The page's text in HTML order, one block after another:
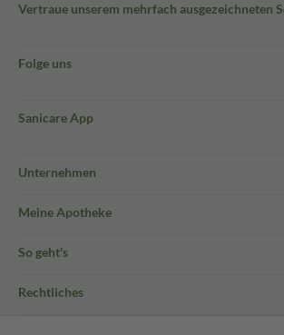
Vertraue unserem mehrfach ausgezeichneten
Folge uns
Sanicare App
Unternehmen
Meine Apotheke
So geht's
Rechtliches